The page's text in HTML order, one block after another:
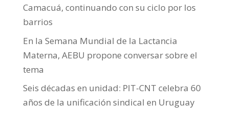
Camacuá, continuando con su ciclo por los
barrios
En la Semana Mundial de la Lactancia
Materna, AEBU propone conversar sobre el
tema
Seis décadas en unidad: PIT-CNT celebra 60
años de la unificación sindical en Uruguay